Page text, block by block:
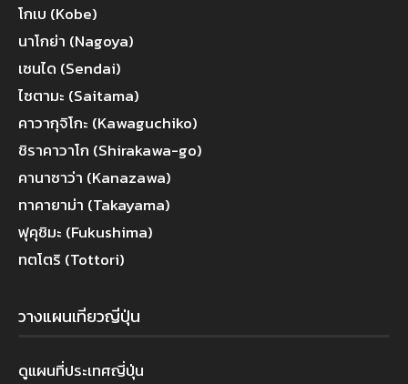
โกเบ (Kobe)
นาโกย่า (Nagoya)
เซนได (Sendai)
ไซตามะ (Saitama)
คาวากุจิโกะ (Kawaguchiko)
ชิราคาวาโก (Shirakawa-go)
คานาซาว่า (Kanazawa)
ทาคายาม่า (Takayama)
ฟุคุชิมะ (Fukushima)
ทตโตริ (Tottori)
วางแผนเที่ยวญี่ปุ่น
ดูแผนที่ประเทศญี่ปุ่น